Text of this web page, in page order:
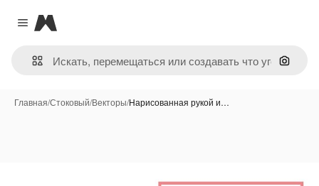
Close menu
Magnific
Поиск
Главная/Стоковый/Векторы/Нарисованная рукой и…